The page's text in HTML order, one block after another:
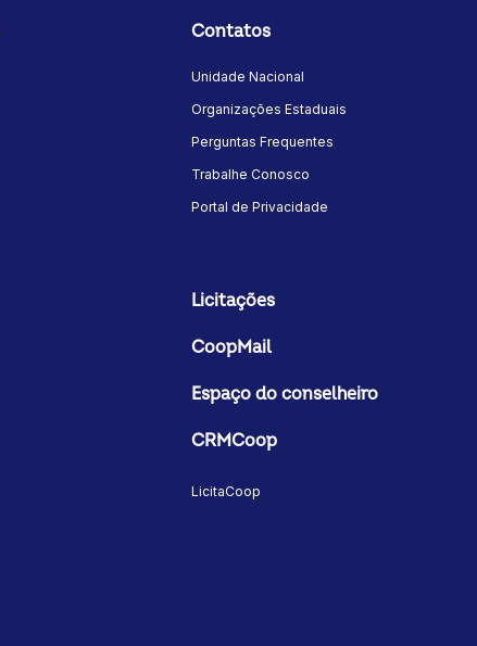
Contatos
Unidade Nacional
Organizações Estaduais
Perguntas Frequentes
Trabalhe Conosco
Portal de Privacidade
Licitações
CoopMail
Espaço do conselheiro
CRMCoop
LicitaCoop